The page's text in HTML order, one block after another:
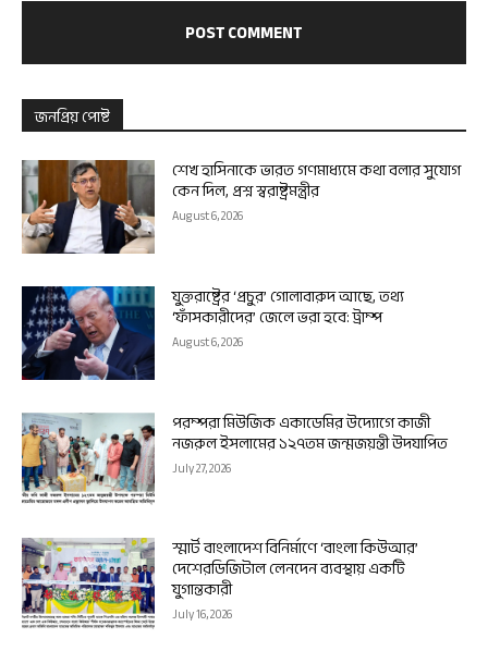
জনপ্রিয় পোষ্ট
শেখ হাসিনাকে ভারত গণমাধ্যমে কথা বলার সুযোগ
কেন দিল, প্রশ্ন স্বরাষ্ট্রমন্ত্রীর
August 6, 2026
যুক্তরাষ্ট্রের ‘প্রচুর’ গোলাবারুদ আছে, তথ্য
‘ফাঁসকারীদের’ জেলে ভরা হবে: ট্রাম্প
August 6, 2026
পরম্পরা মিউজিক একাডেমির উদ্যোগে কাজী
নজরুল ইসলামের ১২৭তম জন্মজয়ন্তী উদযাপিত
July 27, 2026
স্মার্ট বাংলাদেশ বিনির্মাণে ‘বাংলা কিউআর’
দেশেরডিজিটাল লেনদেন ব্যবস্থায় একটি
যুগান্তকারী
July 16, 2026